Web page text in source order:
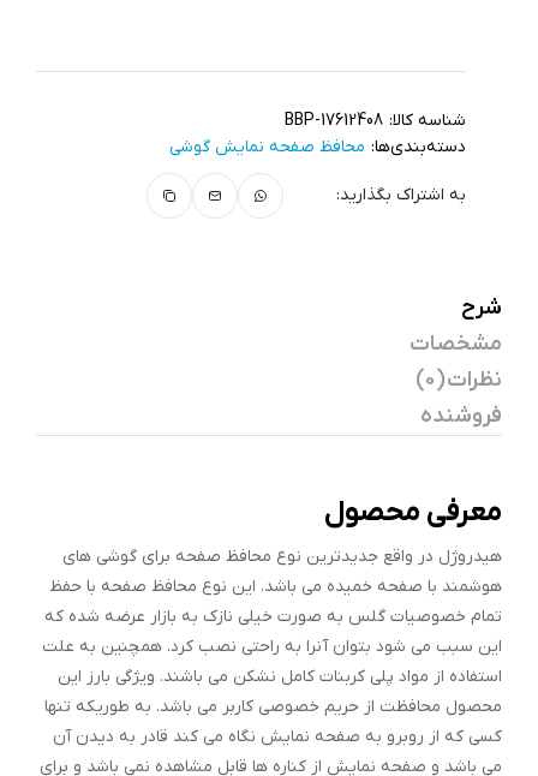
شناسه کالا: BBP-17612408
دسته‌بندی‌ها: محافظ صفحه نمایش گوشی
به اشتراک بگذارید:
شرح
مشخصات
نظرات (0)
فروشنده
معرفی محصول
هیدروژل در واقع جدیدترین نوع محافظ صفحه برای گوشی های
هوشمند با صفحه خمیده می باشد. این نوع محافظ صفحه با حفظ
تمام خصوصیات گلس به صورت خیلی نازک به بازار عرضه شده که
این سبب می شود بتوان آنرا به راحتی نصب کرد. همچنین به علت
استفاده از مواد پلی کربنات کامل نشکن می باشند. ویژگی بارز این
محصول محافظت از حریم خصوصی کاربر می باشد. به طوریکه تنها
کسی که از روبرو به صفحه نمایش نگاه می کند قادر به دیدن آن
می باشد و صفحه نمایش از کناره ها قابل مشاهده نمی باشد و برای